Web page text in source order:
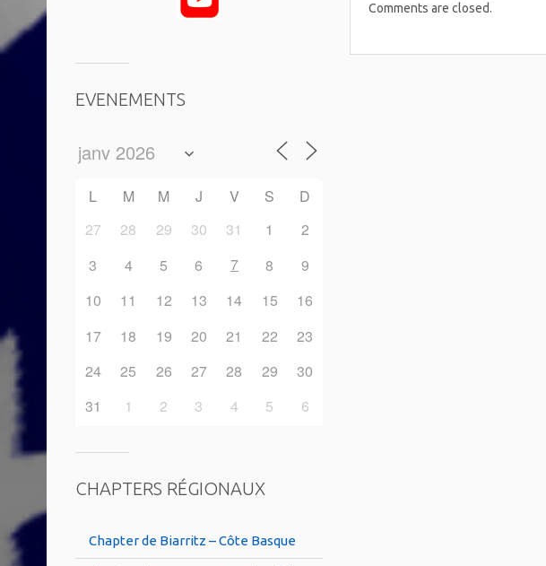
Comments are closed.
EVENEMENTS
L M M J V S
D
27
28 29 30 31 1
2
3
4 5 6 7 8
9
10
11 12 13 14 15
16
17
18 19 20 21 22
23
24
25 26 27 28 29
30
31
1 2 3 4 5 6
CHAPTERS RÉGIONAUX
Chapter de Biarritz – Côte Basque